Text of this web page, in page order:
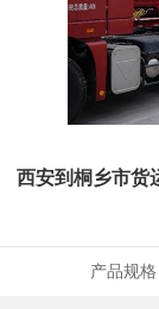
西安到桐乡市货
产品规格